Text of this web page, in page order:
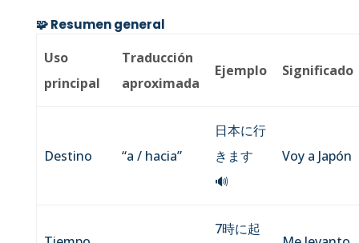
🧩 Resumen general
Uso
principal
Traducción
aproximada
Ejemplo Significado
Destino “a / hacia”
日本に行
きます
🔊
Voy a Japón
7時に起